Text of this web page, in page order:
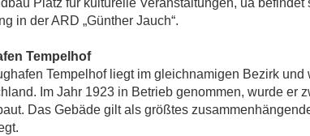
Platz für kulturelle Veranstaltungen, ua
in der ARD „Günther Jauch“.
Tempelhof
Tempelhof liegt im gleichnamigen Bezirk
Im Jahr 1923 in Betrieb genommen, wurde er
Das Gebäde gilt als größtes